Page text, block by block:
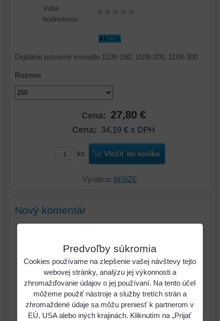
Vaše
hodnotenie:
AKCIA
Digitálne posuvné meradlo 1108-150, 1108-200, 1108-300
Rozmer
Cena: 27,80 €
Cena: 34,19 € s DPH
ks Vložiť do košíka
Výrobca: INSIZE
Nový komentár
Meno:*
Komentár:*
Predvoľby súkromia
Cookies používame na zlepšenie vašej návštevy tejto
webovej stránky, analýzu jej výkonnosti a
zhromažďovanie údajov o jej používaní. Na tento účel
môžeme použiť nástroje a služby tretích strán a
zhromaždené údaje sa môžu preniesť k partnerom v
EÚ, USA alebo iných krajinách. Kliknutím na „Prijať